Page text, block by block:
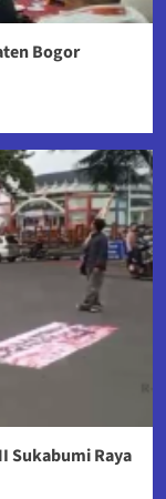
Bogor
Sukabumi Raya